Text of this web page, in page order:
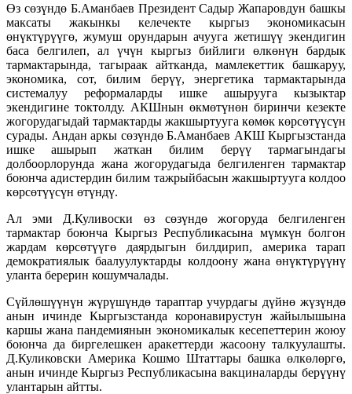
Өз сөзүндө Б.Аманбаев Президент Садыр Жапаровдун башкы
максаты жакынкы келечекте кыргыз экономикасын
өнүктүрүүгө, жумуш орундарын ачууга жетишүү экендигин
баса белгилеп, ал үчүн кыргыз бийлиги өлкөнүн бардык
тармактарында, тагыраак айтканда, мамлекеттик башкаруу,
экономика, сот, билим берүү, энергетика тармактарында
системалуу реформаларды ишке ашырууга кызыктар
экендигине токтолду. АКШнын өкмөтүнөн биринчи кезекте
жогорудагыдай тармактарды жакшыртууга көмөк көрсөтүүсүн
сурады. Андан аркы сөзүндө Б.Аманбаев АКШ Кыргызстанда
ишке ашырып жаткан билим берүү тармагындагы
долбоорлорунда жана жогорудагыда белгиленген тармактар
боюнча адистердин билим тажрыйбасын жакшыртууга колдоо
көрсөтүүсүн өтүндү.
Ал эми Д.Куливоски өз сөзүндө жогоруда белгиленген
тармактар боюнча Кыргыз Республикасына мүмкүн болгон
жардам көрсөтүүгө даярдыгын билдирип, америка тарап
демократиялык баалуулуктарды колдоону жана өнүктүрүүнү
уланта берерин кошумчалады.
Сүйлөшүүнүн жүрүшүндө тараптар учурдагы дүйнө жүзүндө
анын ичинде Кыргызстанда коронавирустун жайылышына
каршы жана пандемиянын экономикалык кесепеттерин жоюу
боюнча да биргелешкен аракеттерди жасоону талкуулашты.
Д.Куликовски Америка Кошмо Штаттары башка өлкөлөргө,
анын ичинде Кыргыз Республикасына вакциналарды берүүнү
улантарын айтты.